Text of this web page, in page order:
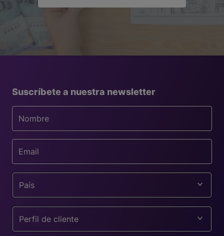
Suscríbete a nuestra newsletter
País
Perfil de cliente